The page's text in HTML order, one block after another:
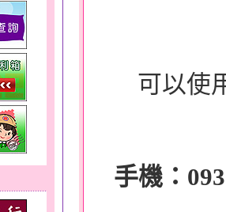
可以使
手機：